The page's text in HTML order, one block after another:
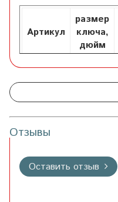
Артикул
размер
ключа,
дюйм
028414 14"
Отзывы
Оставить отзыв